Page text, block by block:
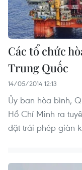
Các tổ chức
Trung Quốc
14/05/2014 12:13
Ủy ban hòa bình,
Hồ Chí Minh ra
đặt trái phép giàn